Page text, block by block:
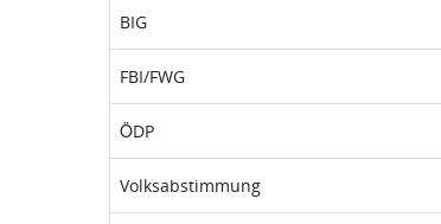
BIG
FBI/FWG
ÖDP
Volksabstimmung